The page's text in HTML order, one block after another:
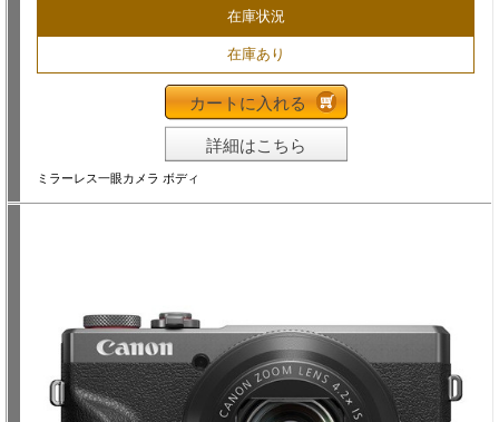
在庫状況
在庫あり
カートに入れる
詳細はこちら
ミラーレス一眼カメラ ボディ